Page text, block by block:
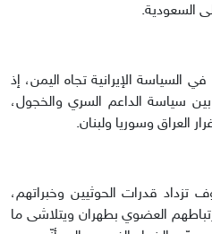
السياسة الإيرانية تجاه اليمن، إذ
سياسة الداعم السري والخجول،
العراق وسوريا ولبنان.
قدرات الحوثيين وخبراتهم،
العضوي بطهران ويتلاشى ما